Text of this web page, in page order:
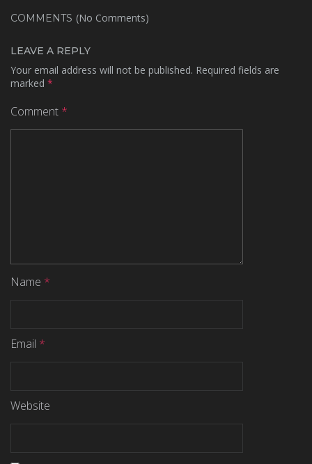
COMMENTS (No Comments)
LEAVE A REPLY
Your email address will not be published. Required fields are
marked *
Comment *
Name *
Email *
Website